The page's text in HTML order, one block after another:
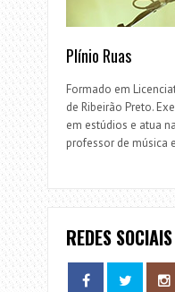
Plínio Ruas
Formado em
de Ribeirão Preto.
em estúdios e atua
professor de música
REDES